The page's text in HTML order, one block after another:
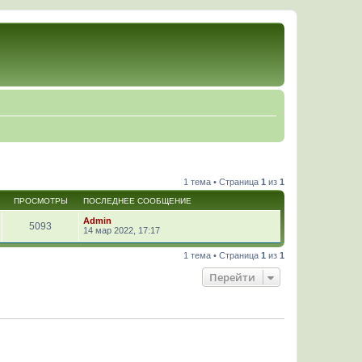
1 тема • Страница 1 из 1
ПРОСМОТРЫ ПОСЛЕДНЕЕ СООБЩЕНИЕ
5093
Admin
14 мар 2022, 17:17
1 тема • Страница 1 из 1
Перейти